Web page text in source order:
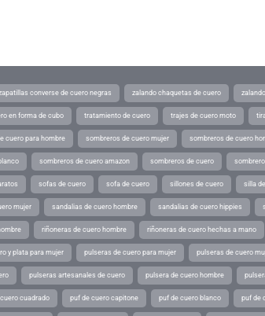
converse de cuero negras zalando chaquetas de cuero
en forma de cubo tratamiento de cuero trajes de cuero moto
cuero para hombre sombreros de cuero mujer sombreros de cuero
sombreros de cuero amazon sombreros de cuero
sofas de cuero sofa de cuero sillones de cuero silla
mujer sandalias de cuero hombre sandalias de cuero hippies
riñoneras de cuero hombre riñoneras de cuero hechas a mano
y plata para mujer pulseras de cuero para mujer pulseras de cuero
pulseras artesanales de cuero pulsera de cuero hombre
cuadrado puf de cuero capitone puf de cuero blanco puf de